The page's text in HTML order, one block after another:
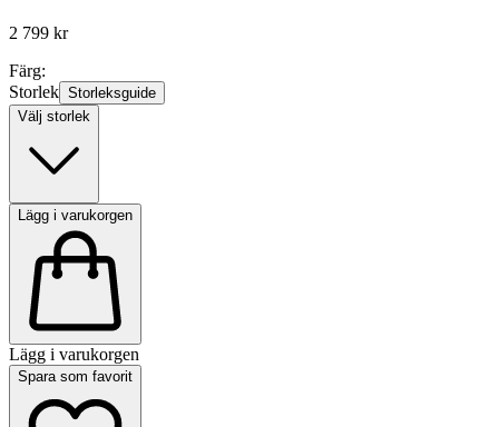
2 799 kr
Färg:
Storlek Storleksguide
Välj storlek
Lägg i varukorgen
Lägg i varukorgen
Spara som favorit